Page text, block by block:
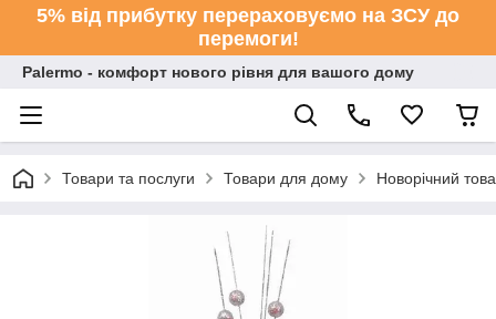
5% від прибутку перераховуємо на ЗСУ до
перемоги!
Palermo - комфорт нового рівня для вашого дому
Товари та послуги Товари для дому Новорічний